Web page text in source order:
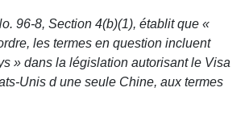
96-8, Section 4(b)(1), établit que «
les termes en question incluent
» dans la législation autorisant le Visa
Unis d une seule Chine, aux termes